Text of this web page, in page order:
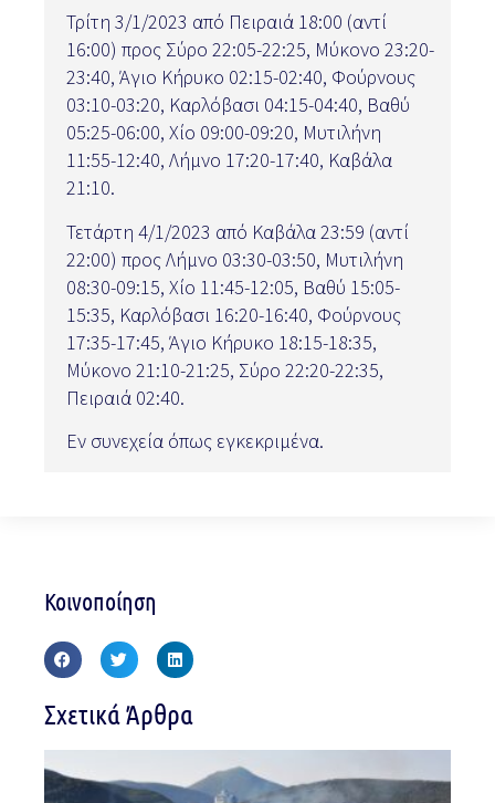
Τρίτη 3/1/2023 από Πειραιά 18:00 (αντί
16:00) προς Σύρο 22:05-22:25, Μύκονο 23:20-
23:40, Άγιο Κήρυκο 02:15-02:40, Φούρνους
03:10-03:20, Καρλόβασι 04:15-04:40, Βαθύ
05:25-06:00, Χίο 09:00-09:20, Μυτιλήνη
11:55-12:40, Λήμνο 17:20-17:40, Καβάλα
21:10.
Τετάρτη 4/1/2023 από Καβάλα 23:59 (αντί
22:00) προς Λήμνο 03:30-03:50, Μυτιλήνη
08:30-09:15, Χίο 11:45-12:05, Βαθύ 15:05-
15:35, Καρλόβασι 16:20-16:40, Φούρνους
17:35-17:45, Άγιο Κήρυκο 18:15-18:35,
Μύκονο 21:10-21:25, Σύρο 22:20-22:35,
Πειραιά 02:40.
Εν συνεχεία όπως εγκεκριμένα.
Κοινοποίηση
Σχετικά Άρθρα